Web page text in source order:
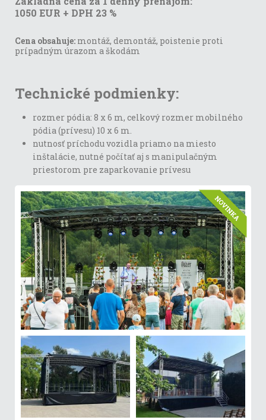
1050 EUR + DPH 23 %
Cena obsahuje: montáž, demontáž, poistenie proti
prípadným úrazom a škodám
Technické podmienky:
rozmer pódia: 8 x 6 m, celkový rozmer mobilného
pódia (prívesu) 10 x 6 m.
nutnosť príchodu vozidla priamo na miesto
inštalácie, nutné počítať aj s manipulačným
priestorom pre zaparkovanie prívesu